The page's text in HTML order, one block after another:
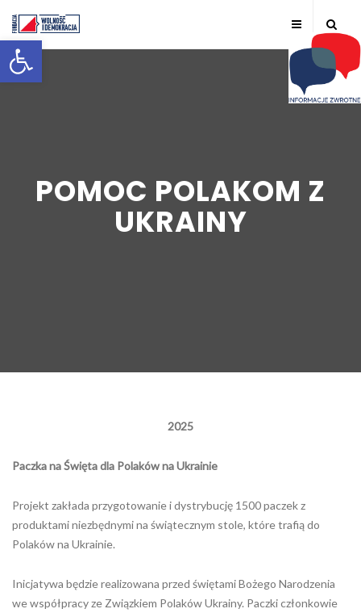
Otwórz pasek narzędzi
POMOC POLAKOM Z
UKRAINY
2025
Paczka na Święta dla Polaków na Ukrainie
Projekt zakłada przygotowanie i dystrybucję 1500 paczek z
produktami niezbędnymi na świątecznym stole, które trafią do
Polaków na Ukrainie.
Inicjatywa będzie realizowana przed świętami Bożego Narodzenia
we współpracy ze Związkiem Polaków Ukrainy. Paczki członkowie